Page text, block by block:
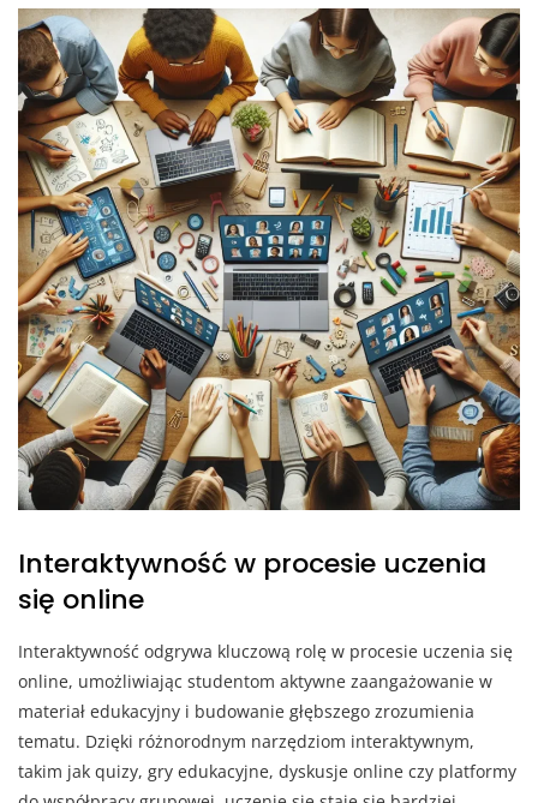
Interaktywność w procesie uczenia
się online
Interaktywność odgrywa kluczową rolę w procesie uczenia się
online, umożliwiając studentom aktywne zaangażowanie w
materiał edukacyjny i budowanie głębszego zrozumienia
tematu. Dzięki różnorodnym narzędziom interaktywnym,
takim jak quizy, gry edukacyjne, dyskusje online czy platformy